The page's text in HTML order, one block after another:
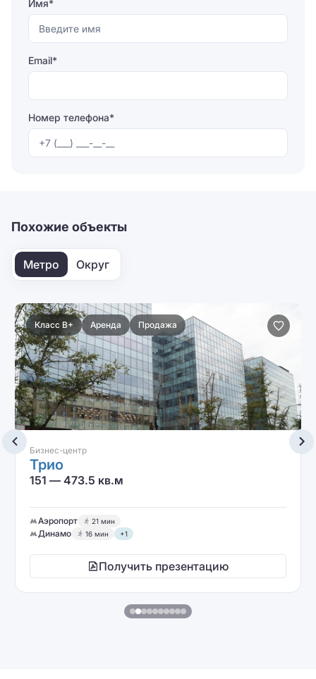
Имя*
Email*
Номер телефона*
Похожие объекты
Метро Округ
Класс A Аренда
Бизнес-центр
Рыбаков Тауэр
276 кв.м
Динамо 8 мин
Петровский парк 10 мин
Получить презентацию